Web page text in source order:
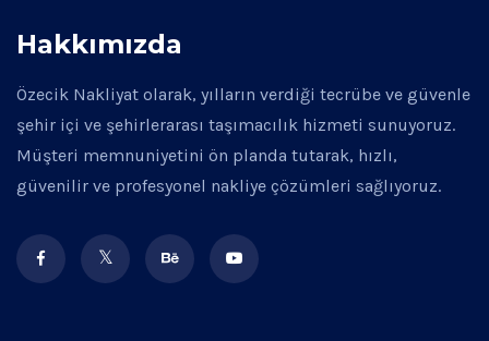
Hakkımızda
Özecik Nakliyat olarak, yılların verdiği tecrübe ve güvenle
şehir içi ve şehirlerarası taşımacılık hizmeti sunuyoruz.
Müşteri memnuniyetini ön planda tutarak, hızlı,
güvenilir ve profesyonel nakliye çözümleri sağlıyoruz.